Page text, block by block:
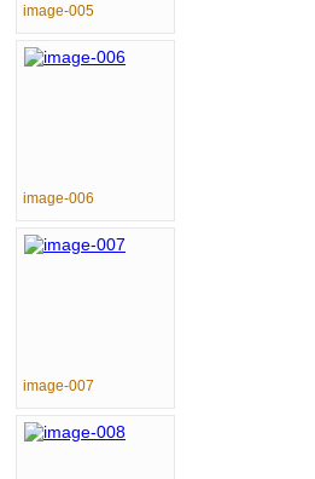
image-005
image-006
image-007